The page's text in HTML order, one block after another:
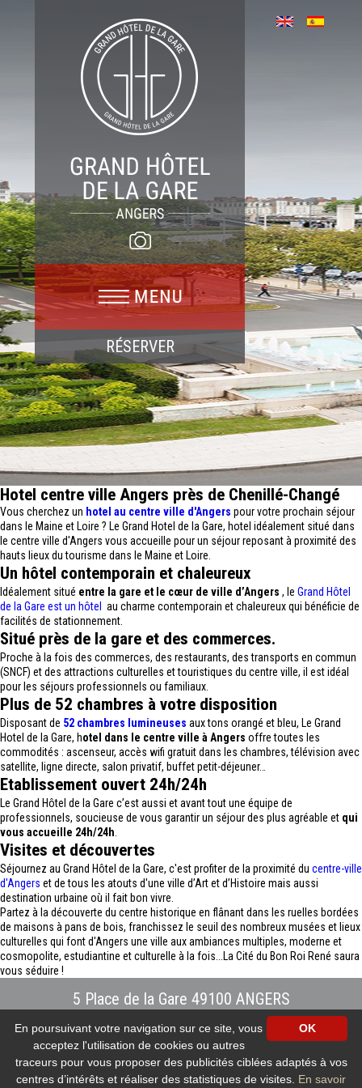
RÉSERVER
Hotel centre ville Angers près de Chenillé-Changé
Vous cherchez un hotel au centre ville d'Angers pour votre prochain séjour
dans le Maine et Loire ? Le Grand Hotel de la Gare, hotel idéalement situé dans
le centre ville d'Angers vous accueille pour un séjour reposant à proximité des
hauts lieux du tourisme dans le Maine et Loire.
Un hôtel contemporain et chaleureux
Idéalement situé entre la gare et le cœur de ville d’Angers , le Grand Hôtel
de la Gare est un hôtel
au charme contemporain et chaleureux qui bénéficie de
facilités de stationnement.
Situé près de la gare et des commerces.
Proche à la fois des commerces, des restaurants, des transports en commun
(SNCF) et des attractions culturelles et touristiques du centre ville, il est idéal
pour les séjours professionnels ou familiaux.
Plus de 52 chambres à votre disposition
Disposant de 52 chambres lumineuses aux tons orangé et bleu, Le Grand
Hotel de la Gare, hotel dans le centre ville à Angers offre toutes les
commodités : ascenseur, accès wifi gratuit dans les chambres, télévision avec
satellite, ligne directe, salon privatif, buffet petit-déjeuner…
Etablissement ouvert 24h/24h
Le Grand Hôtel de la Gare c’est aussi et avant tout une équipe de
professionnels, soucieuse de vous garantir un séjour des plus agréable et qui
vous accueille 24h/24h
Visites et découvertes
Séjournez au Grand Hôtel de la Gare, c'est profiter de la proximité du centre-ville
d'Angers et de tous les atouts d'une ville d’Art et d’Histoire mais aussi
destination urbaine où il fait bon vivre.
Partez à la découverte du centre historique en flânant dans les ruelles bordées
de maisons à pans de bois, franchissez le seuil des nombreux musées et lieux
culturelles qui font d'Angers une ville aux ambiances multiples, moderne et
cosmopolite, estudiantine et culturelle à la fois...La Cité du Bon Roi René saura
vous séduire !
5 Place de la Gare 49100 ANGERS
info@hotel-angers.fr
www.grandhoteldelagare-angers.com
Création et référencement Site internet E-comouest - ANGERS
Mentions légales-Plan du site- Galerie photos-Protection des données
personnelles
Nos flux RSS
OK
En poursuivant votre navigation sur ce site, vous
acceptez l'utilisation de cookies ou autres
traceurs pour vous proposer des publicités ciblées adaptés à vos
centres d’intérêts et réaliser des statistiques de visites. En savoir